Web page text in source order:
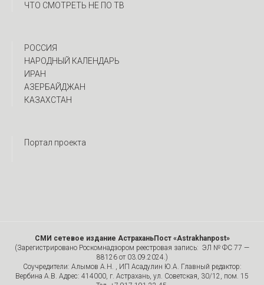
ЧТО СМОТРЕТЬ НЕ ПО ТВ
РОССИЯ
НАРОДНЫЙ КАЛЕНДАРЬ
ИРАН
АЗЕРБАЙДЖАН
КАЗАХСТАН
Портал проекта
СМИ сетевое издание АстраханьПост «Astrakhanpost»
(Зарегистрировано Роскомнадзором реестровая запись: ЭЛ № ФС 77 —
88126 от 03.09.2024.)
Соучредители: Алымов А.Н. , ИП Асадулин Ю.А. Главный редактор:
Вербина А.В. Адрес: 414000, г. Астрахань, ул. Советская, 30/12, пом. 15